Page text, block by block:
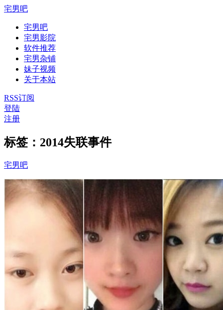
宅男吧
宅男吧
宅男影院
软件推荐
宅男杂铺
妹子视频
关于本站
RSS订阅
登陆
注册
标签：2014失联事件
宅男吧